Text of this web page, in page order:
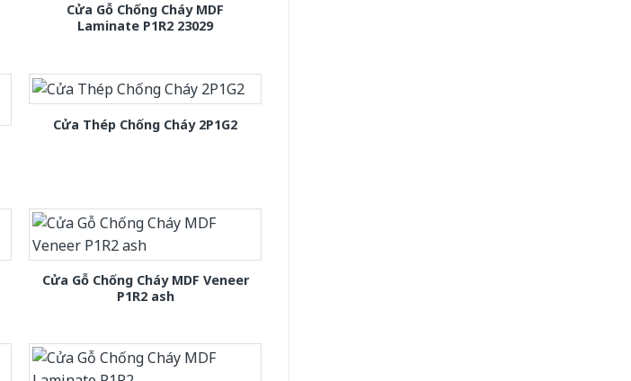
Cửa Gỗ Chống Cháy MDF
Laminate P1R2 23029
Cửa Thép Chống Cháy 2P1G2
Cửa Gỗ Chống Cháy MDF Veneer
P1R2 ash